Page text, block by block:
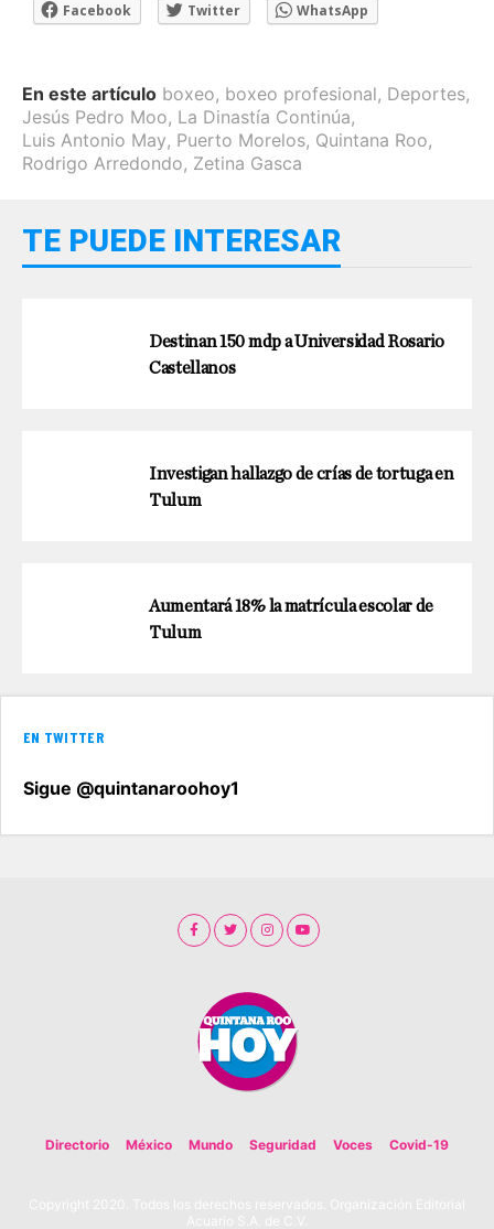
Facebook Twitter WhatsApp
En este artículo boxeo, boxeo profesional, Deportes,
Jesús Pedro Moo, La Dinastía Continúa,
Luis Antonio May, Puerto Morelos, Quintana Roo,
Rodrigo Arredondo, Zetina Gasca
TE PUEDE INTERESAR
Destinan 150 mdp a Universidad Rosario
Castellanos
Investigan hallazgo de crías de tortuga en
Tulum
Aumentará 18% la matrícula escolar de
Tulum
EN TWITTER
Sigue @quintanaroohoy1
Directorio México Mundo Seguridad Voces Covid-19